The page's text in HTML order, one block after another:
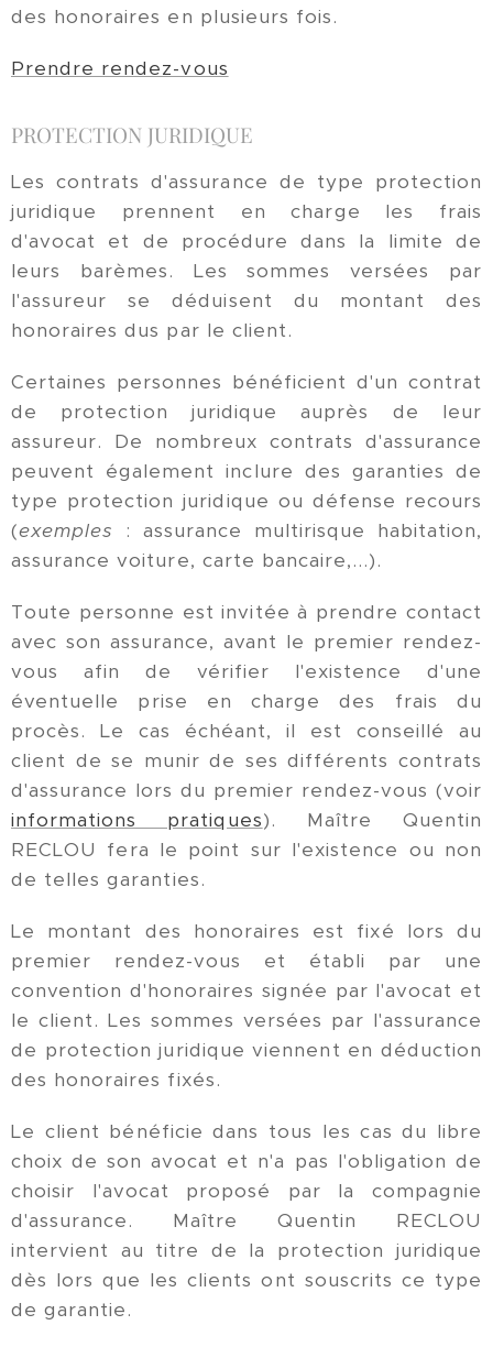
des honoraires en plusieurs fois.
Prendre rendez-vous
PROTECTION JURIDIQUE
Les contrats d'assurance de type protection
juridique prennent en charge les frais
d'avocat et de procédure dans la limite de
leurs barèmes. Les sommes versées par
l'assureur se déduisent du montant des
honoraires dus par le client.
Certaines personnes bénéficient d'un contrat
de protection juridique auprès de leur
assureur. De nombreux contrats d'assurance
peuvent également inclure des garanties de
type protection juridique ou défense recours
(exemples
: assurance multirisque habitation,
assurance voiture, carte bancaire,...).
Toute personne est invitée à prendre contact
avec son assurance, avant le premier rendez-
vous afin de vérifier l'existence d'une
éventuelle prise en charge des frais du
procès. Le cas échéant, il est conseillé au
client de se munir de ses différents contrats
d'assurance lors du premier rendez-vous (voir
informations pratiques). Maître Quentin
RECLOU fera le point sur l'existence ou non
de telles garanties.
Le montant des honoraires est fixé lors du
premier rendez-vous et établi par une
convention d'honoraires signée par l'avocat et
le client. Les sommes versées par l'assurance
de protection juridique viennent en déduction
des honoraires fixés.
Le client bénéficie dans tous les cas du libre
choix de son avocat et n'a pas l'obligation de
choisir l'avocat proposé par la compagnie
d'assurance. Maître Quentin RECLOU
intervient au titre de la protection juridique
dès lors que les clients ont souscrits ce type
de garantie.